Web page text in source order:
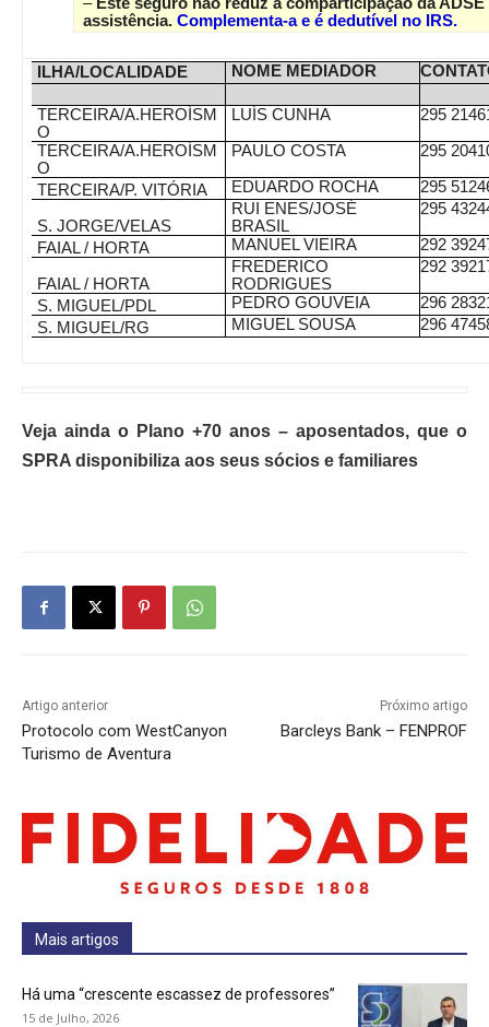
assistência. Complementa-a e é dedutível no IRS.
ILHA/LOCALIDADE NOME MEDIADOR
TERCEIRA/A.HEROÍSM
O
LUÍS CUNHA
295
TERCEIRA/A.HEROÍSM
O
PAULO COSTA 295
TERCEIRA/P. VITÓRIA EDUARDO ROCHA 295
S. JORGE/VELAS
RUI ENES/JOSÉ
BRASIL
295
FAIAL / HORTA MANUEL VIEIRA 292
FAIAL / HORTA
FREDERICO
RODRIGUES
292
S. MIGUEL/PDL PEDRO GOUVEIA
296
S. MIGUEL/RG
MIGUEL SOUSA 296
Veja ainda o Plano +70 anos – aposentados, que o
SPRA disponibiliza aos seus sócios e familiares
Artigo anterior
Protocolo com WestCanyon
Turismo de Aventura
Próximo artigo
Barcleys Bank – FENPROF
Mais artigos
Há uma “crescente escassez de professores”
15 de Julho, 2026